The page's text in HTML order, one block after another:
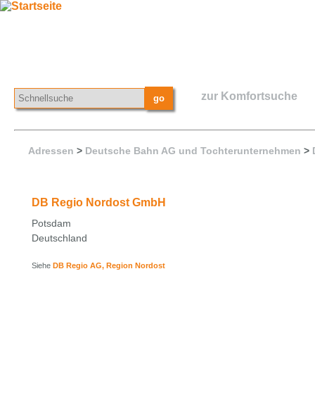
zur Komfortsuche
Adressen > Deutsche Bahn AG und Tochterunternehmen >
DB Regio Nordost GmbH
Potsdam
Deutschland
Siehe DB Regio AG, Region Nordost